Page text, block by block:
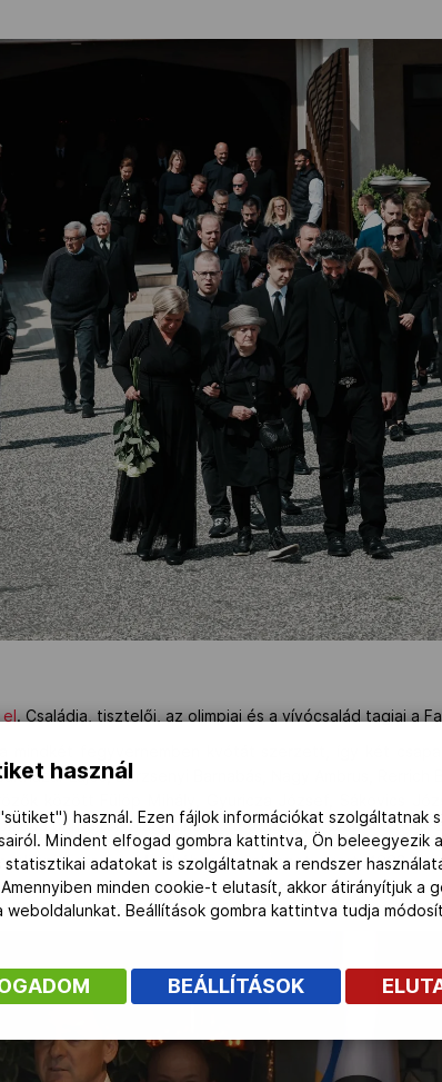
. Családja, tisztelői, az olimpiai és a vívócsalád tagjai a
mindkét fegyvernemben kvótát szerzett, így két
Lajos, Berzsenyi Barnabás, Nagy Ambrus,
között Fülöp Mihály, Gyuricza József, Sákovics
párbajtőr-világbajnokként utazott, a csapat a
olimpiai arany-, Mexikóban ezüstérmet nyert, 1962-
első férje az olimpiai bronzérmes távolugró, Földessy
használ
használ. Ezen fájlok információkat szolgáltatnak
Mindent elfogad gombra kattintva, Ön beleegyezik
statisztikai adatokat is szolgáltatnak a rendszer
minden cookie-t elutasít, akkor átirányítjuk a
weboldalunkat. Beállítások gombra kattintva tudja
BEÁLLÍTÁSOK